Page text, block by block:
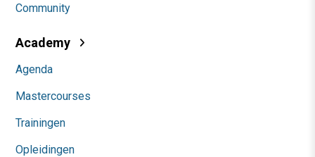
Community
Academy
Agenda
Mastercourses
Trainingen
Opleidingen